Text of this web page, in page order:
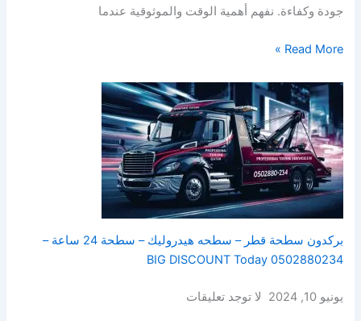
جودة وكفاءة. نفهم أهمية الوقت والموثوقية عندما
Read More »
بركدون سطحة قطر – سطحه هيدروليك – سطحة 24 ساعة –
0502880234 BIG DISCOUNT Today
يونيو 10, 2024 لا توجد تعليقات